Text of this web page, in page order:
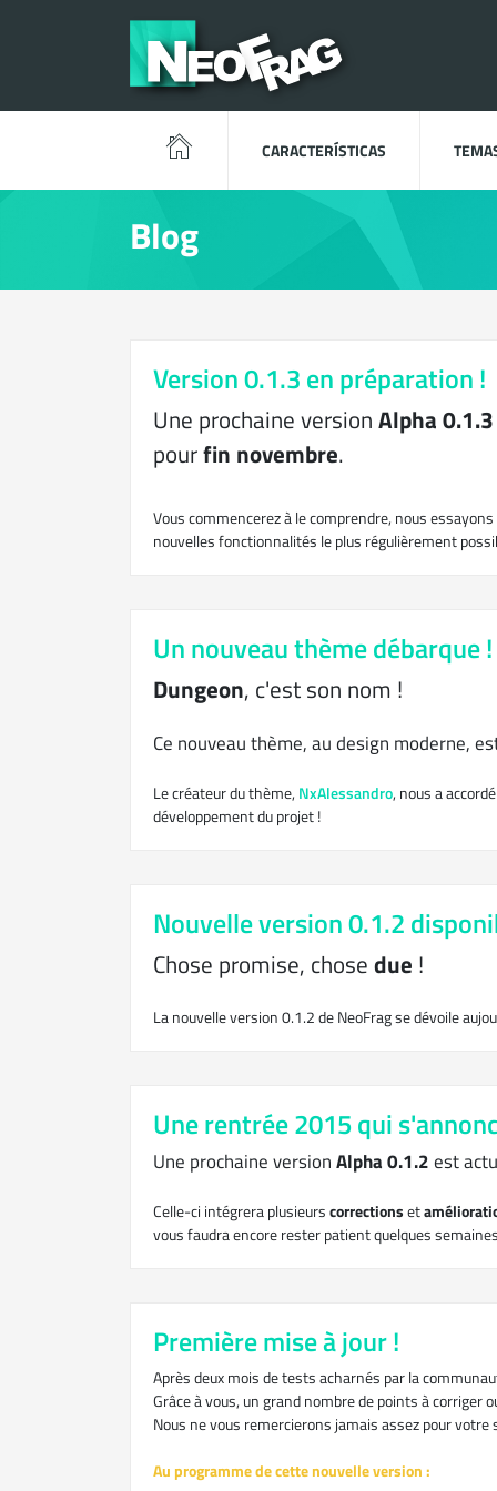
CARACTERÍSTICAS
Blog
Version 0.1.3 en préparation !
Une prochaine versionAlpha 0.1.3
pourfin novembre.
Vous commencerez à le comprendre, nous
nouvelles fonctionnalités le plus régulièrement
Un nouveau thème débarque !
Dungeon, c'est son nom !
Ce nouveau thème, au design moderne,
Le créateur du thème, NxAlessandro, nous a
développement du projet !
Nouvelle version 0.1.2
Chose promise, chosedue !
La nouvelle version 0.1.2 de NeoFrag se dévoile
Une rentrée 2015 qui
Une prochaine versionAlpha 0.1.2est
Celle-ci intégrera plusieurscorrectionset
vous faudra encore rester patient quelques
Première mise à jour !
Après deux mois de tests acharnés par la
Grâce à vous, un grand nombre de points à corriger
Nous ne vous remercierons jamais assez pour
Au programme de cette nouvelle version :